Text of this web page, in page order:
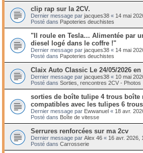
clip rap sur la 2CV.
Dernier message par jacques38 « 14 mai
Posté dans Papoteries deuchistes
"Il roule en Tesla… Alimentée par
diesel logé dans le coffre !"
Dernier message par jacques38 « 14 mai
Posté dans Papoteries deuchistes
Claix Auto Classic Le 24/05/2026 en
Dernier message par jacques38 « 10 mai
Posté dans Sorties, rencontres 2CV - Photos
sorties de boîte tulipe 4 trous boîte
compatibles avec les tulipes 6
Dernier message par Ewwanuel « 18 avr.
Posté dans Boîte de vitesse
Serrures renforcées sur ma 2cv
Dernier message par Alex 46 « 16 avr. 2026,
Posté dans Carrosserie